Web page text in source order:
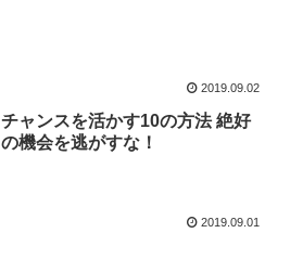
2019.09.02
チャンスを活かす10の方法 絶好
の機会を逃がすな！
2019.09.01